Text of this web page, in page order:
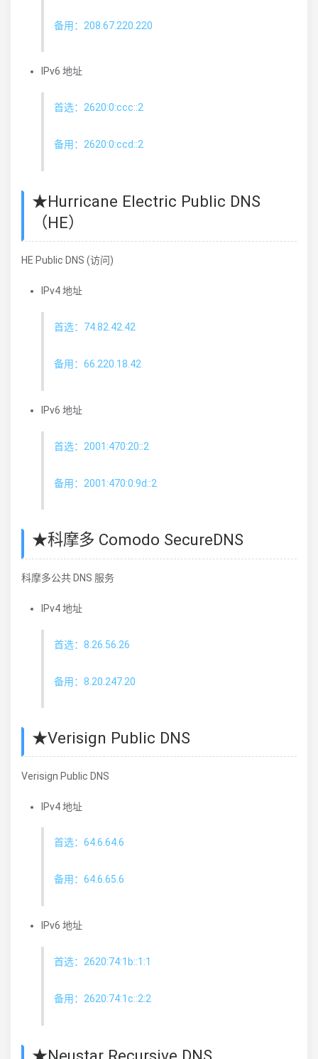
备用：208.67.220.220
IPv6 地址
首选：2620:0:ccc::2
备用：2620:0:ccd::2
★Hurricane Electric Public DNS
（HE）
HE Public DNS (访问)
IPv4 地址
首选：74.82.42.42
备用：66.220.18.42
IPv6 地址
首选：2001:470:20::2
备用：2001:470:0:9d::2
★科摩多 Comodo SecureDNS
科摩多公共 DNS 服务
IPv4 地址
首选：8.26.56.26
备用：8.20.247.20
★Verisign Public DNS
Verisign Public DNS
IPv4 地址
首选：64.6.64.6
备用：64.6.65.6
IPv6 地址
首选：2620:74:1b::1:1
备用：2620:74:1c::2:2
★Neustar Recursive DNS